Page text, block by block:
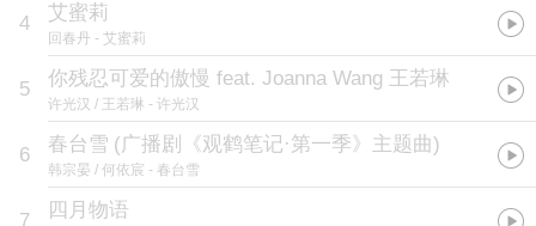
4 艾蜜莉
回春丹 - 艾蜜莉
5 你残忍可爱的傲慢 feat. Joanna Wang 王若琳
许光汉 / 王若琳 - 许光汉
6 春台雪 (广播剧《观鹤笔记·第一季》主题曲)
韩宗晏 / 何依宸 - 春台雪
7 四月物语